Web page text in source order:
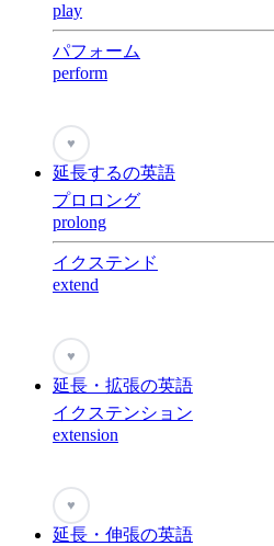
play
パフォーム
perform
♥
延長するの英語
プロロング
prolong
イクステンド
extend
♥
延長・拡張の英語
イクステンション
extension
♥
延長・伸張の英語